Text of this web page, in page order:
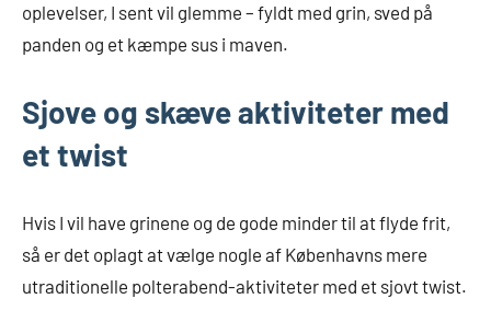
oplevelser, I sent vil glemme – fyldt med grin, sved på
panden og et kæmpe sus i maven.
Sjove og skæve aktiviteter med
et twist
Hvis I vil have grinene og de gode minder til at flyde frit,
så er det oplagt at vælge nogle af Københavns mere
utraditionelle polterabend-aktiviteter med et sjovt twist.